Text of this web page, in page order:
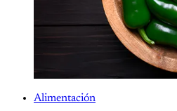
Alimentación